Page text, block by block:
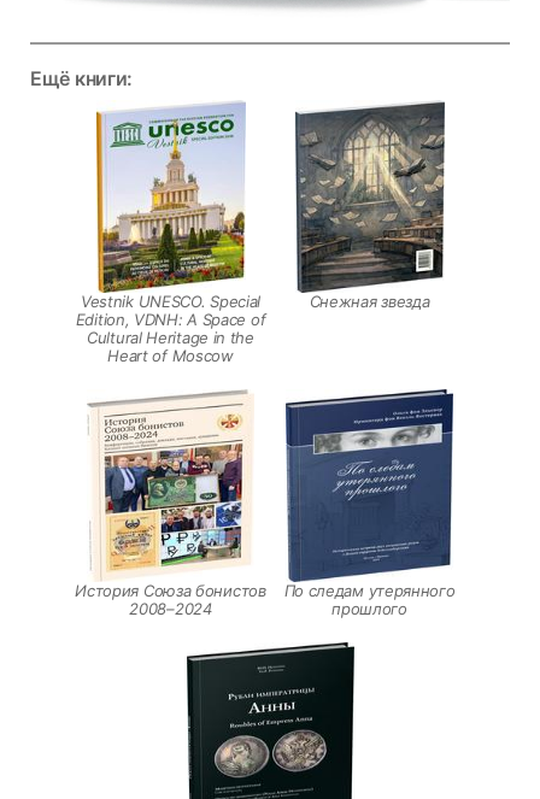
Ещё книги:
Vestnik UNESCO. Special
Edition, VDNH: A Space of
Cultural Heritage in the
Heart of Moscow
Снежная звезда
История Союза бонистов
2008–2024
По следам утерянного
прошлого